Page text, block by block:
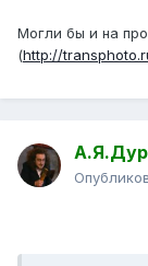
Могли бы и на
(http://